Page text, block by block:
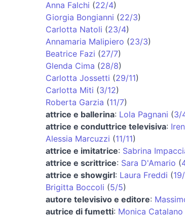
Anna Falchi (22/4)
Giorgia Bongianni (22/3)
Carlotta Natoli (23/4)
Annamaria Malipiero (23/3)
Beatrice Fazi (27/7)
Glenda Cima (28/8)
Carlotta Jossetti (29/11)
Carlotta Miti (3/12)
Roberta Garzia (11/7)
attrice e ballerina: Lola Pagnani (3/
attrice e conduttrice televisiva:
Alessia Marcuzzi (11/11)
attrice e imitatrice: Sabrina
attrice e scrittrice: Sara D'Amario (
attrice e showgirl: Laura Freddi (
Brigitta Boccoli (5/5)
autore televisivo e editore:
autrice di fumetti: Monica Catalano